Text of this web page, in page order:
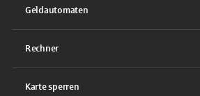
Geldautomaten
Rechner
Karte sperren